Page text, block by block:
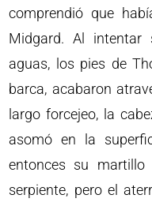
comprendió que
Midgard. Al intentar
aguas, los pies de
barca, acabaron
largo forcejeo, la
asomó en la
entonces su
serpiente, pero el